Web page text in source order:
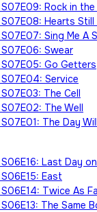
Rock in the
Hearts Still
Sing Me A
Swear
Go Getters
Service
The Cell
The Well
The Day
Last Day
East
Twice As
The Same